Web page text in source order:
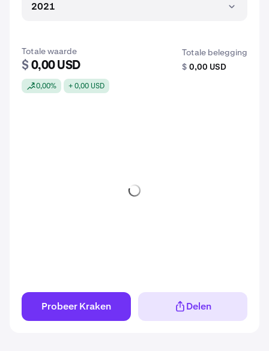
2021
Totale waarde
$ 0,00 USD
0,00% + 0,00 USD
Totale belegging
$ 0,00 USD
Probeer Kraken Delen